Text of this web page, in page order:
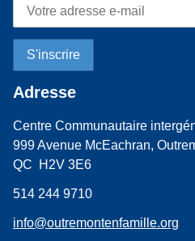
Adresse
Centre Communautaire
999 Avenue McEachran,
QC H2V 3E6
514 244 9710
info@outremontenfamille.org